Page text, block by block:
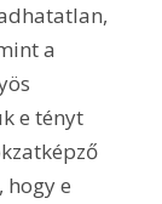
a
e tényt
e